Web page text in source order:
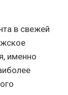
в свежей
именно